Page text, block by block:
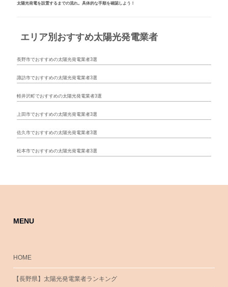
太陽光発電を設置するまでの流れ。具体的な手順を確認しよう！
エリア別おすすめ太陽光発電業者
長野市でおすすめの太陽光発電業者3選
諏訪市でおすすめの太陽光発電業者3選
軽井沢町でおすすめの太陽光発電業者3選
上田市でおすすめの太陽光発電業者3選
佐久市でおすすめの太陽光発電業者3選
松本市でおすすめの太陽光発電業者3選
MENU
HOME
【長野県】太陽光発電業者ランキング